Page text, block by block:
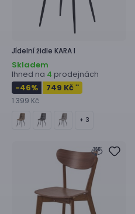
Jídelní židle KARA I
Skladem
Ihned na 4 prodejnách
-46% 749 Kč **
1 399 Kč
+ 3